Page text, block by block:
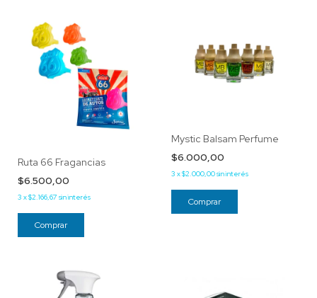
Ruta 66 Fragancias
$6.500,00
3 x$2.166,67 sin interés
Mystic Balsam Perfume
$6.000,00
3 x$2.000,00sin interés